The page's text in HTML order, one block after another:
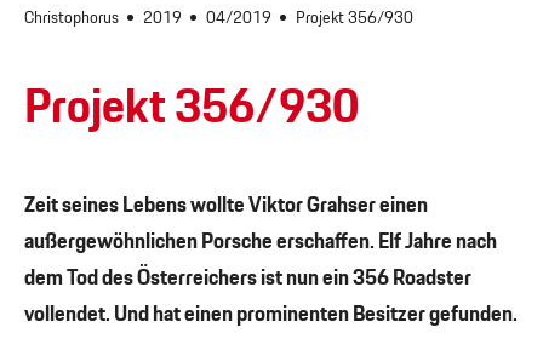
Christophorus 2019 04/2019 Projekt 356/930
Projekt 356/930
Zeit seines Lebens wollte Viktor Grahser einen
außergewöhnlichen Porsche erschaffen. Elf Jahre nach
dem Tod des Österreichers ist nun ein 356 Roadster
vollendet. Und hat einen prominenten Besitzer gefunden.